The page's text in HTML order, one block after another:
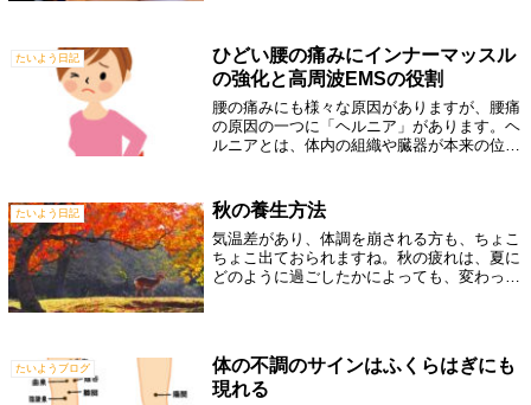
康を通して、皆様に健康と豊かな生活に貢
献】患者様の痛みのケアから痛まない体づく
りまで、いつまでも健康で豊かな生活を送っ
ていただけるように努めています。整骨・鍼
灸・整体・カイロプラクティック・パーソナ
ルトレーニング・パーソナルストレッチ・ダ
たいよう日記
ひどい腰の痛みにインナーマッスル
の強化と高周波EMSの役割
腰の痛みにも様々な原因がありますが、腰痛
の原因の一つに「ヘルニア」があります。ヘ
ルニアとは、体内の組織や臓器が本来の位置
る椎間板が負荷やストレスによって飛び出
る...
たいよう日記 秋の養生方法
気温差があり、体調を崩される方も、ちょこ
ちょこ出ておられますね。秋の疲れは、夏に
どのように過ごしたかによっても、変わって
す...
たいようブログ
体の不調のサインはふくらはぎにも
現れる